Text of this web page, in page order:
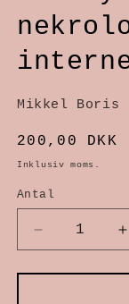
1
modus
Mikkel Boris
Normalpris
200,00 DKK
Inklusiv moms.
Antal
antallet